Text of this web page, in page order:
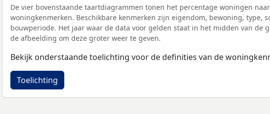
De vier bovenstaande taartdiagrammen tonen het percentage woningen
woningkenmerken. Beschikbare kenmerken zijn eigendom, bewoning, type,
bouwperiode. Het jaar waar de data voor gelden staat in het midden van de
de afbeelding om deze groter weer te geven.
Bekijk onderstaande toelichting voor de definities van de
Toelichting